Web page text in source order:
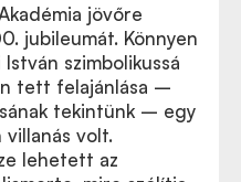
jövőre
jubileumát. Könnyen
szimbolikussá
tett felajánlása –
tekintünk – egy
villanás volt.
lehetett az